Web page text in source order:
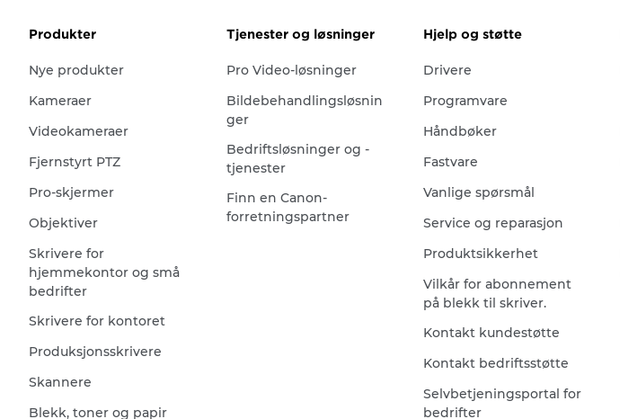
Produkter
Nye produkter
Kameraer
Videokameraer
Fjernstyrt PTZ
Pro-skjermer
Objektiver
Skrivere for
hjemmekontor og små
bedrifter
Skrivere for kontoret
Produksjonsskrivere
Skannere
Blekk, toner og papir
Tjenester og løsninger
Pro Video-løsninger
Bildebehandlingsløsnin
ger
Bedriftsløsninger og -
tjenester
Finn en Canon-
forretningspartner
Hjelp og støtte
Drivere
Programvare
Håndbøker
Fastvare
Vanlige spørsmål
Service og reparasjon
Produktsikkerhet
Vilkår for abonnement
på blekk til skriver.
Kontakt kundestøtte
Kontakt bedriftsstøtte
Selvbetjeningsportal for
bedrifter